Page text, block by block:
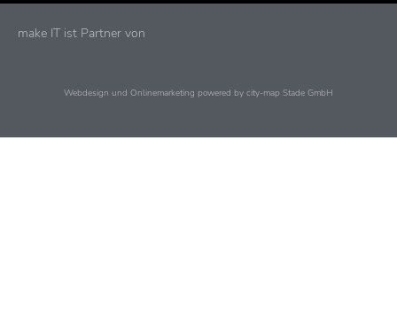
make IT ist Partner von
Webdesign und Onlinemarketing powered by city-map Stade GmbH